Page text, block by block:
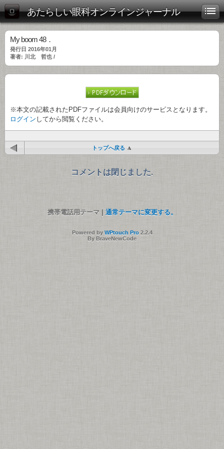
あたらしい眼科オンラインジャーナル
My boom 48．
発行日 2016年01月
著者: 川北 哲也 /
※本文の記載されたPDFファイルは会員向けのサービスとなります。
ログイン してから閲覧ください。
トップへ戻る
コメントは閉じました.
携帯電話用テーマ | 通常テーマに変更する。
Powered by WPtouch Pro2.2.4
By BraveNewCode